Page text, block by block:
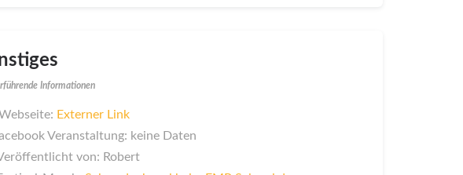
Informationen
Externer Link
Veranstaltung: keine Daten
von: Robert